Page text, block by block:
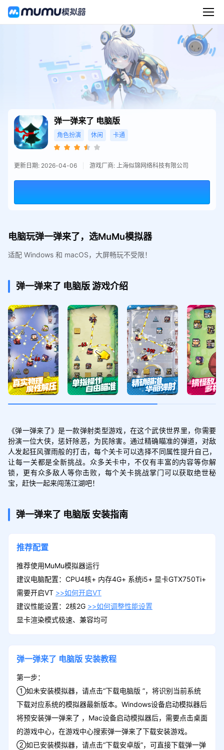
弹一弹来了 电脑版
角色扮演 休闲 卡通
更新日期: 2026-04-06 游戏厂商: 上海似锦网络科技有限公司
电脑玩弹一弹来了，选MuMu模拟器
适配 Windows 和 macOS，大屏畅玩不受限！
弹一弹来了 电脑版游戏介绍
《弹一弹来了》是一款弹射类型游戏，在这个武侠世界里，你需要
扮演一位大侠，惩奸除恶，为民除害。通过精确瞄准的弹道，对敌
人发起狂风骤雨般的打击，每个关卡可以选择不同属性提升自己，
让每一关都是全新挑战。众多关卡中，不仅有丰富的内容等你解
锁，更有众多敌人等你击败，每个关卡挑战掌门可以获取绝世秘
宝，赶快一起来闯荡江湖吧！
弹一弹来了 电脑版 安装指南
推荐配置
推荐使用MuMu模拟器运行
建议电脑配置：CPU4核+ 内存4G+ 系统i5+ 显卡GTX750Ti+
需要开启VT >>如何开启VT
建议性能设置：2核2G >>如何调整性能设置
显卡渲染模式极速、兼容均可
弹一弹来了 电脑版 安装教程
第一步：
①如未安装模拟器，请点击“下载电脑版 ”，将识别当前系统
下载对应系统的模拟器最新版本。Windows设备启动模拟器后
将预安装弹一弹来了 ，Mac设备启动模拟器后，需要点击桌面
的游戏中心，在游戏中心搜索弹一弹来了下载安装游戏。
②如已安装模拟器，请点击“下载安卓版”，可直接下载弹一弹